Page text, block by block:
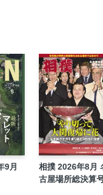
手権大会 伝統の王座が
連続優勝記録を更新
第19回JKJO全日本ジュ
」「 第28回WINDY
本空道ジュニア選手権大
25th ～ NJKF 2025 west
9月
相撲 2026年8月
古屋場所総決算